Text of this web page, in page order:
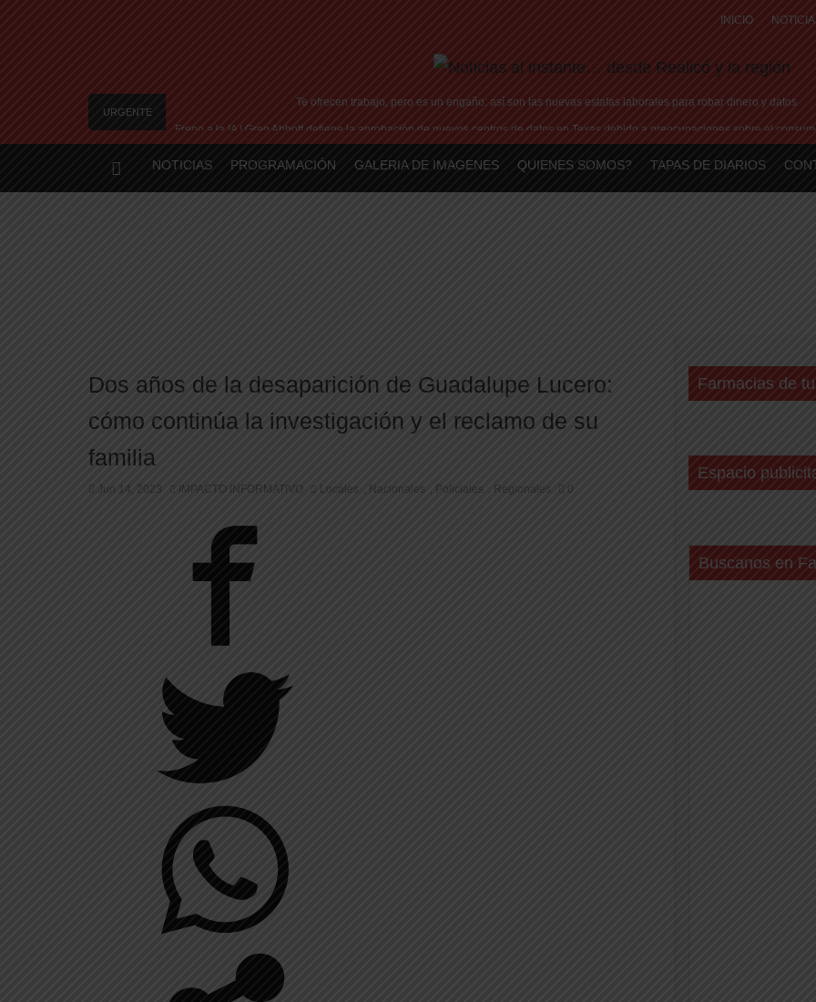
INICIO
URGENTE
Te ofrecen trabajo, pero es un engaño: así son las nuevas estafas laborales para robar dinero y datos
Freno a la IA | Greg Abbott detiene la aprobación de nuevos centros de datos en Texas debido a preocupaciones sobre el
NOTICIAS PROGRAMACIÓN GALERIA DE IMAGENES QUIENES SOMOS? TAPAS DE DIARIOS
Dos años de la desaparición de Guadalupe Lucero:
cómo continúa la investigación y el reclamo de su
familia
Jun 14, 2023 IMPACTO INFORMATIVO Locales Nacionales Policiales Regionales 0
Farmacias de
Espacio
Buscanos en